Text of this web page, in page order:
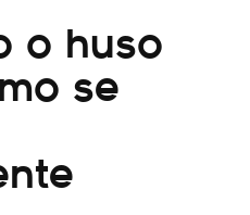
o huso
se